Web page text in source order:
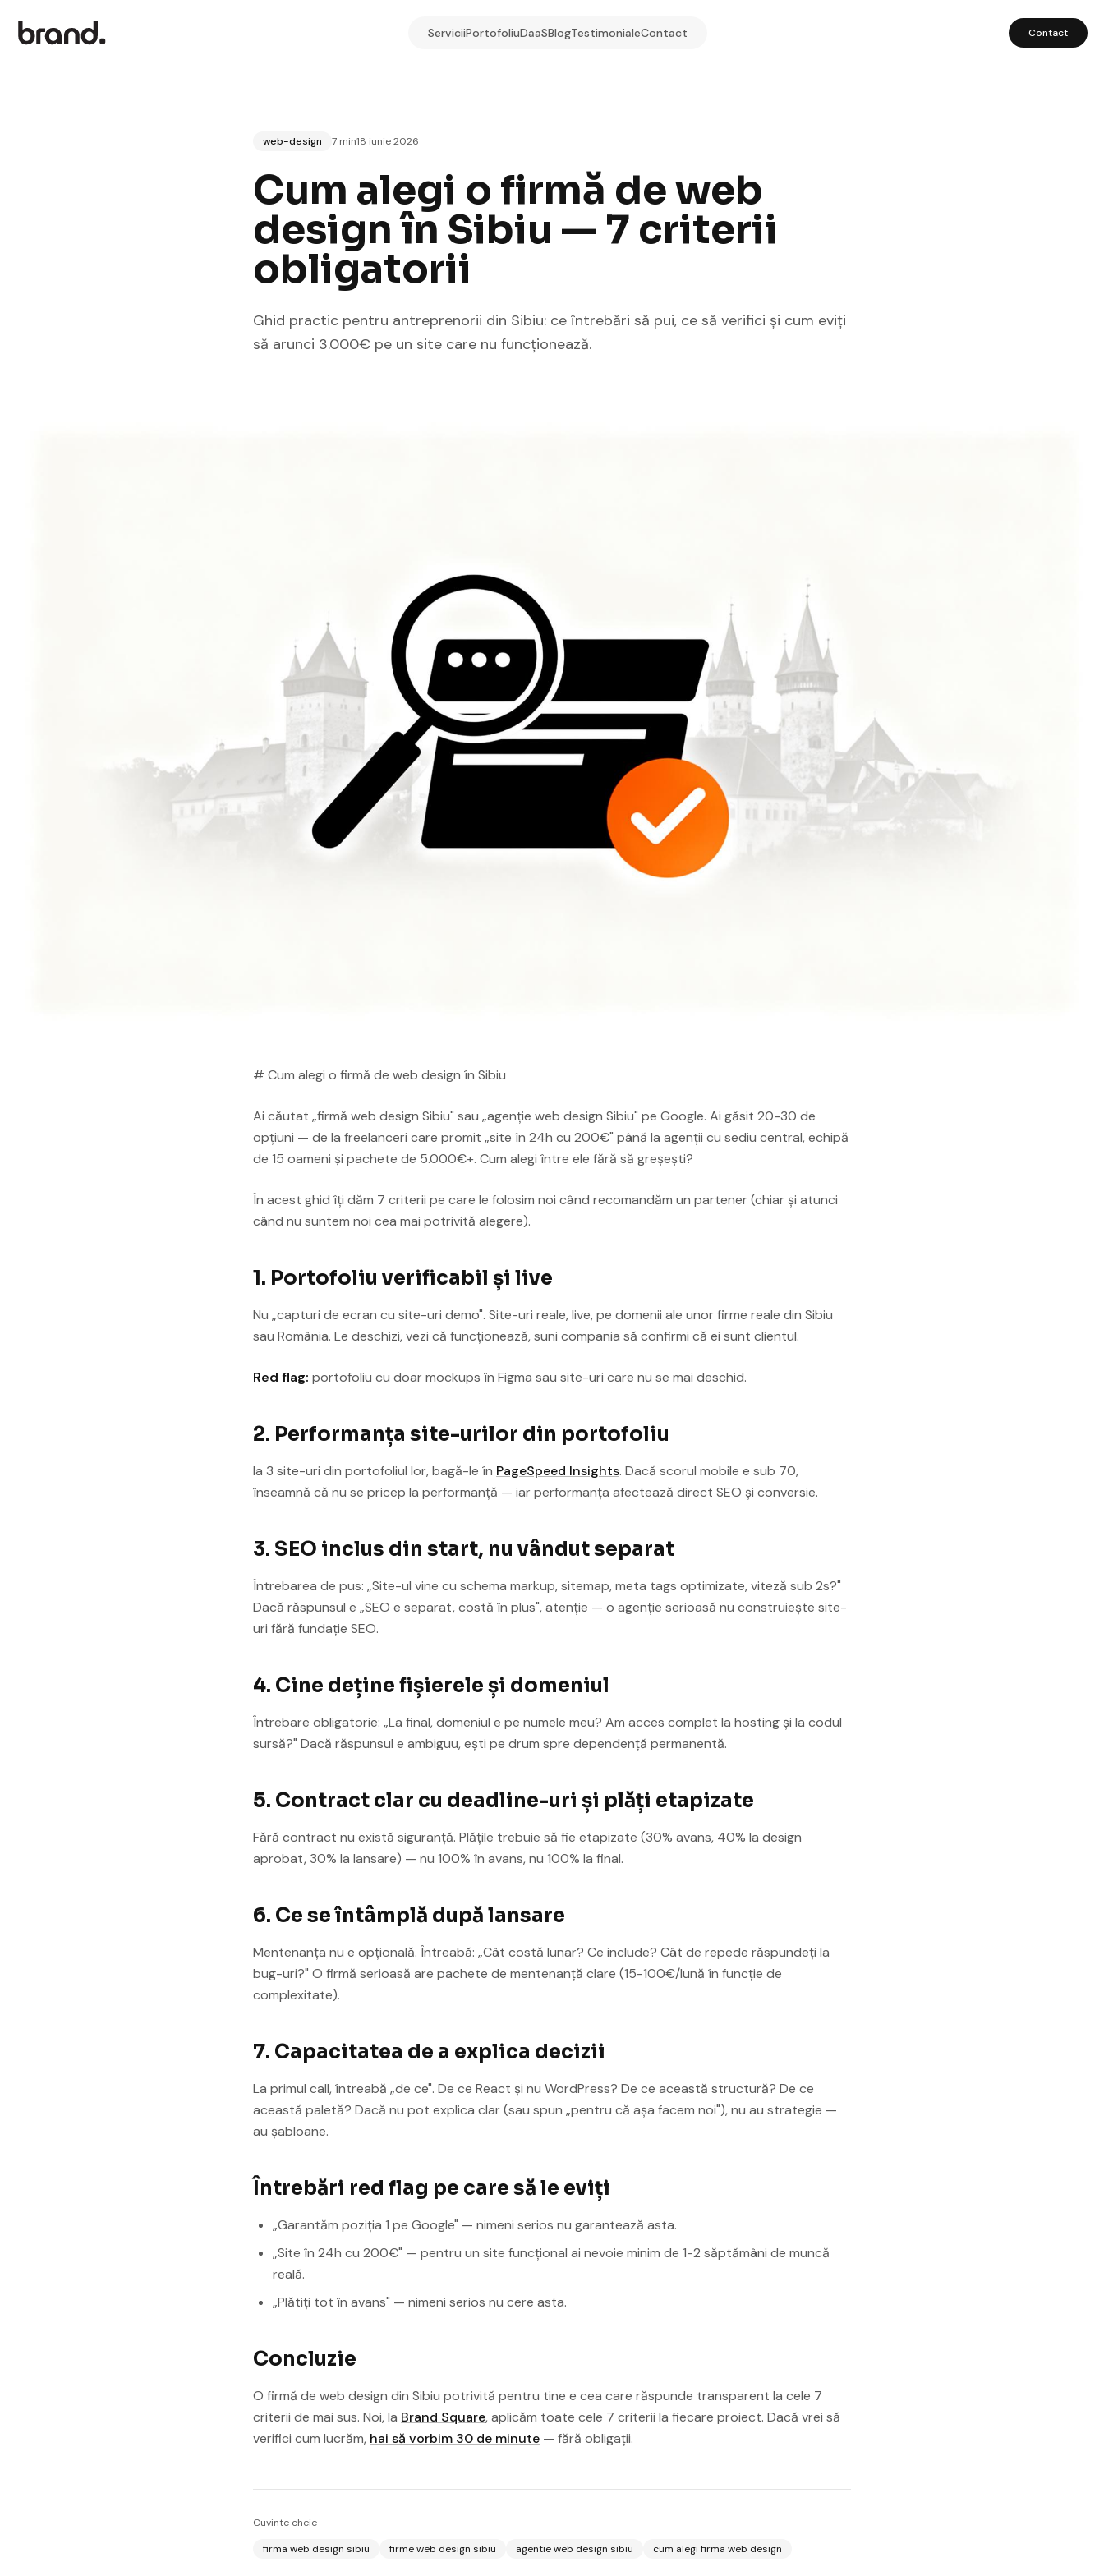
ServiciiPortofoliuDaaSBlogTestimonialeContact Contact
web-design 7 min18 iunie 2026
Cum alegi o firmă de web
design în Sibiu — 7 criterii
obligatorii
Ghid practic pentru antreprenorii din Sibiu: ce întrebări să pui, ce să verifici și cum eviți
să arunci 3.000€ pe un site care nu funcționează.
# Cum alegi o firmă de web design în Sibiu
Ai căutat „firmă web design Sibiu" sau „agenție web design Sibiu" pe Google. Ai găsit 20-30 de
opțiuni — de la freelanceri care promit „site în 24h cu 200€" până la agenții cu sediu central, echipă
de 15 oameni și pachete de 5.000€+. Cum alegi între ele fără să greșești?
În acest ghid îți dăm 7 criterii pe care le folosim noi când recomandăm un partener (chiar și atunci
când nu suntem noi cea mai potrivită alegere).
1. Portofoliu verificabil și live
Nu „capturi de ecran cu site-uri demo". Site-uri reale, live, pe domenii ale unor firme reale din Sibiu
sau România. Le deschizi, vezi că funcționează, suni compania să confirmi că ei sunt clientul.
Red flag: portofoliu cu doar mockups în Figma sau site-uri care nu se mai deschid.
2. Performanța site-urilor din portofoliu
Ia 3 site-uri din portofoliul lor, bagă-le în PageSpeed Insights. Dacă scorul mobile e sub 70,
înseamnă că nu se pricep la performanță — iar performanța afectează direct SEO și conversie.
3. SEO inclus din start, nu vândut separat
Întrebarea de pus: „Site-ul vine cu schema markup, sitemap, meta tags optimizate, viteză sub 2s?"
Dacă răspunsul e „SEO e separat, costă în plus", atenție — o agenție serioasă nu construiește site-
uri fără fundație SEO.
4. Cine deține fișierele și domeniul
Întrebare obligatorie: „La final, domeniul e pe numele meu? Am acces complet la hosting și la codul
sursă?" Dacă răspunsul e ambiguu, ești pe drum spre dependență permanentă.
5. Contract clar cu deadline-uri și plăți etapizate
Fără contract nu există siguranță. Plățile trebuie să fie etapizate (30% avans, 40% la design
aprobat, 30% la lansare) — nu 100% în avans, nu 100% la final.
6. Ce se întâmplă după lansare
Mentenanța nu e opțională. Întreabă: „Cât costă lunar? Ce include? Cât de repede răspundeți la
bug-uri?" O firmă serioasă are pachete de mentenanță clare (15-100€/lună în funcție de
complexitate).
7. Capacitatea de a explica decizii
La primul call, întreabă „de ce". De ce React și nu WordPress? De ce această structură? De ce
această paletă? Dacă nu pot explica clar (sau spun „pentru că așa facem noi"), nu au strategie —
au șabloane.
Întrebări red flag pe care să le eviți
„Garantăm poziția 1 pe Google" — nimeni serios nu garantează asta.
„Site în 24h cu 200€" — pentru un site funcțional ai nevoie minim de 1-2 săptămâni de muncă
reală.
„Plătiți tot în avans" — nimeni serios nu cere asta.
Concluzie
O firmă de web design din Sibiu potrivită pentru tine e cea care răspunde transparent la cele 7
criterii de mai sus. Noi, la Brand Square, aplicăm toate cele 7 criterii la fiecare proiect. Dacă vrei să
verifici cum lucrăm, hai să vorbim 30 de minute — fără obligații.
Cuvinte cheie
firma web design sibiu
firme web design sibiu agentie web design sibiu cum alegi firma web design